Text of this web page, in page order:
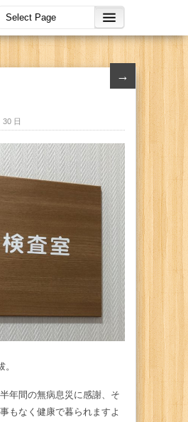
→
30 日
年間の無病息災に感謝、そ
もなく健康で暮られますよ